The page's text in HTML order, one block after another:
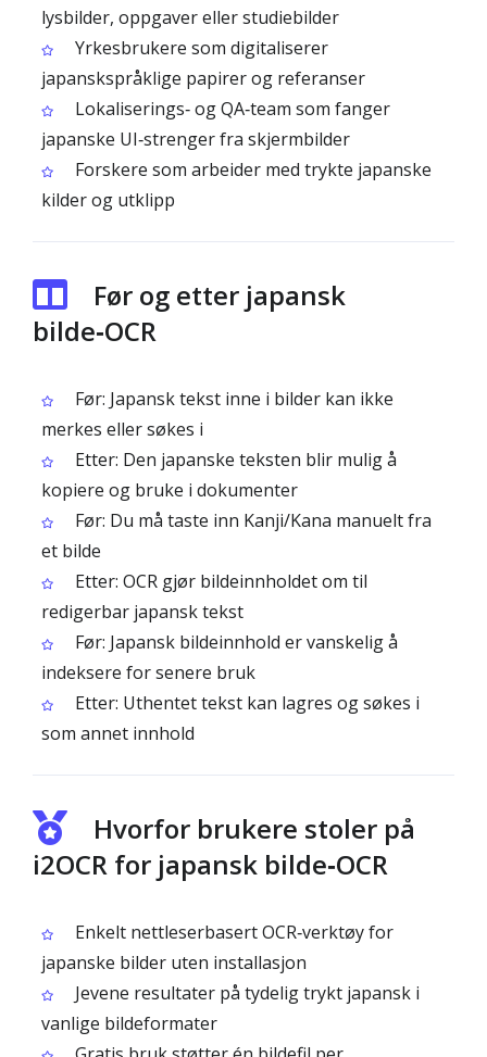
lysbilder, oppgaver eller studie­bilder
Yrkesbrukere som digitaliserer
japanskspråklige papirer og referanser
Lokaliserings‑ og QA‑team som fanger
japanske UI‑strenger fra skjermbilder
Forskere som arbeider med trykte japanske
kilder og utklipp
Før og etter japansk
bilde‑OCR
Før: Japansk tekst inne i bilder kan ikke
merkes eller søkes i
Etter: Den japanske teksten blir mulig å
kopiere og bruke i dokumenter
Før: Du må taste inn Kanji/Kana manuelt fra
et bilde
Etter: OCR gjør bildeinnholdet om til
redigerbar japansk tekst
Før: Japansk bildeinnhold er vanskelig å
indeksere for senere bruk
Etter: Uthentet tekst kan lagres og søkes i
som annet innhold
Hvorfor brukere stoler på
i2OCR for japansk bilde‑OCR
Enkelt nettleserbasert OCR‑verktøy for
japanske bilder uten installasjon
Jevene resultater på tydelig trykt japansk i
vanlige bildeformater